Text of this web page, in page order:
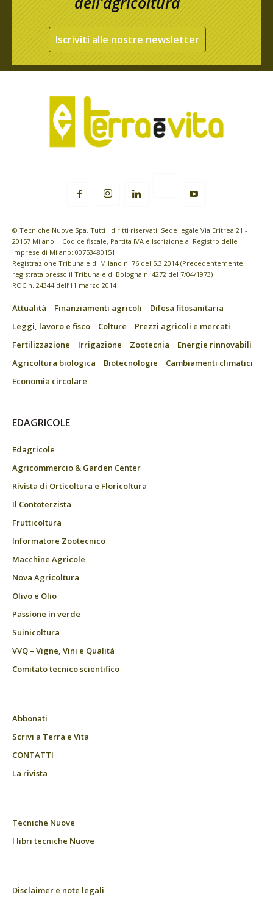
Iscriviti alle nostre newsletter
© Tecniche Nuove Spa. Tutti i diritti riservati. Sede legale Via Eritrea 21 -
20157 Milano | Codice fiscale, Partita IVA e Iscrizione al Registro delle
imprese di Milano: 00753480151
Registrazione Tribunale di Milano n. 76 del 5.3.2014 (Precedentemente
registrata presso il Tribunale di Bologna n. 4272 del 7/04/1973)
ROC n. 24344 dell’11 marzo 2014
Attualità Finanziamenti agricoli
Difesa fitosanitaria
Leggi, lavoro e fisco
Colture
Prezzi agricoli e mercati
Fertilizzazione
Irrigazione Zootecnia
Energie rinnovabili
Agricoltura biologica
Biotecnologie
Cambiamenti climatici
Economia circolare
EDAGRICOLE
Edagricole
Agricommercio & Garden Center
Rivista di Orticoltura e Floricoltura
Il Contoterzista
Frutticoltura
Informatore Zootecnico
Macchine Agricole
Nova Agricoltura
Olivo e Olio
Passione in verde
Suinicoltura
VVQ – Vigne, Vini e Qualità
Comitato tecnico scientifico
Abbonati
Scrivi a Terra e Vita
CONTATTI
La rivista
Tecniche Nuove
I libri tecniche Nuove
Disclaimer e note legali